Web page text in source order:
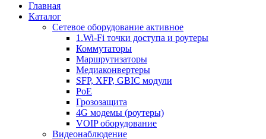
Главная
Каталог
Сетевое оборудование активное
1.Wi-Fi точки доступа и роутеры
Коммутаторы
Маршрутизаторы
Медиаконвертеры
SFP, XFP, GBIC модули
PoE
Грозозащита
4G модемы (роутеры)
VOIP оборудование
Видеонаблюдение